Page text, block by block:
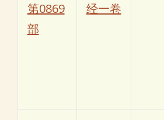
第0869
部
经一卷